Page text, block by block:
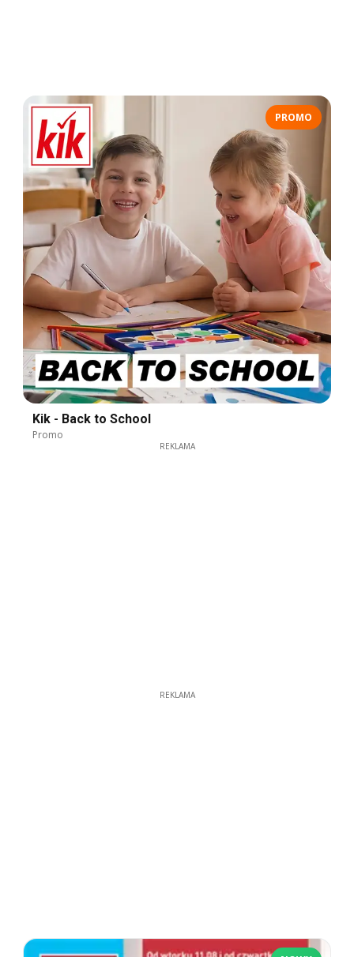
PROMO
Kik - Back to School
Promo
REKLAMA
REKLAMA